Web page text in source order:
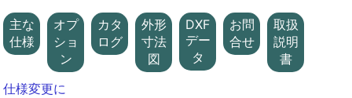
主な
仕様
オプ
ショ
ン
カタ
ログ
外形
寸法
図
DXF
デー
タ
お問
合せ
取扱
説明
書
仕様変更に